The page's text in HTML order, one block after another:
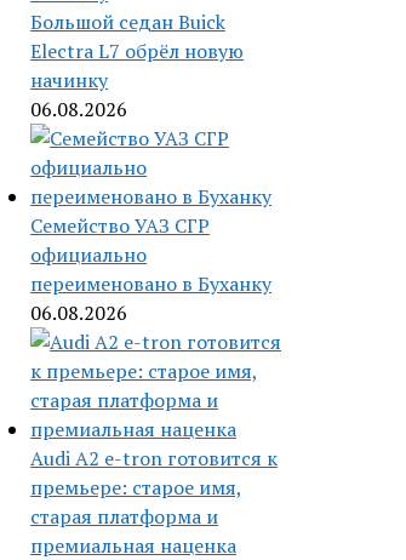
Большой седан Buick
Electra L7 обрёл новую
начинку
06.08.2026
Семейство УАЗ СГР
официально
переименовано в Буханку
06.08.2026
Audi A2 e-tron готовится к
премьере: старое имя,
старая платформа и
премиальная наценка